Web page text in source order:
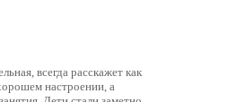
всегда расскажет как
настроении, а